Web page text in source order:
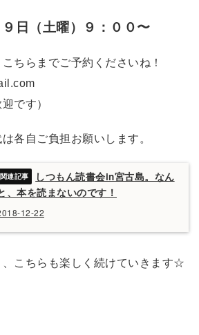
日（土曜）９：００〜
ちらまでご予約くださいね！
です）
各自ご負担お願いします。
しつもん読書会in宮古島。なん
、本を読まないのです！
12-22
こちらも楽しく続けていきます☆